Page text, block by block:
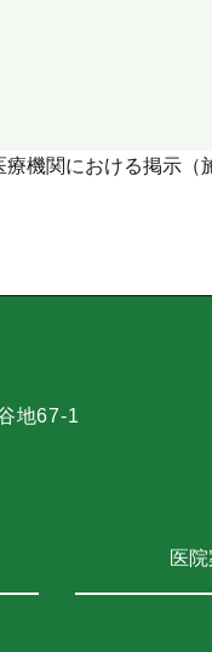
療機関における掲示（
地67-1
医